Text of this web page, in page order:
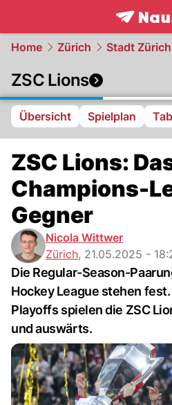
Home Zürich Stadt Zürich
ZSC Lions
Übersicht Spielplan
ZSC Lions:
Champions-
Gegner
Nicola Wittwer
Zürich, 21.05.2025 -
Die Regular-Season-
Hockey League stehen
Playoffs spielen die ZSC
und auswärts.